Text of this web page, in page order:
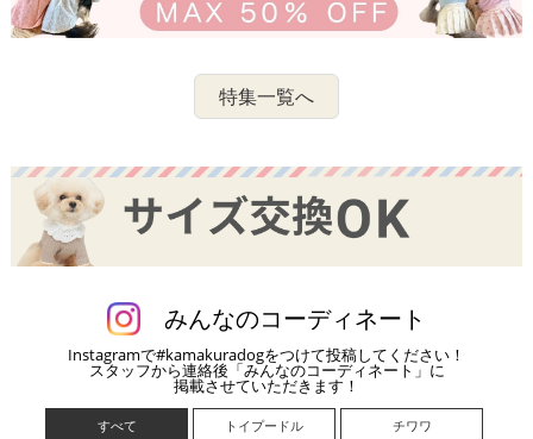
特集一覧へ
みんなのコーディネート
Instagramで#kamakuradogをつけて投稿してください！
スタッフから連絡後「みんなのコーディネート」に
掲載させていただきます！
すべて トイプードル チワワ